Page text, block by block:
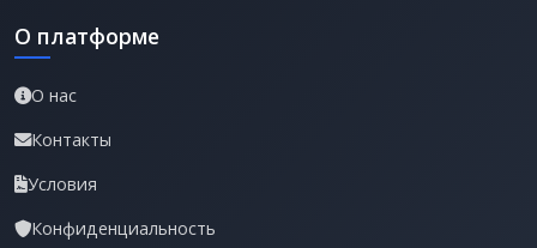
О платформе
О нас
Контакты
Условия
Конфиденциальность